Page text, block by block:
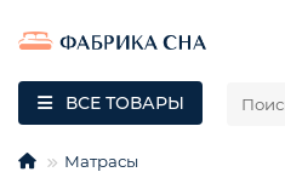
ВСЕ ТОВАРЫ
Матрасы